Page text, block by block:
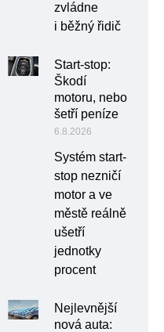
zvládne
i běžný řidič
Start-stop:
Škodí
motoru, nebo
šetří peníze
6.8.2026
Systém start-
stop nezničí
motor a ve
městě reálně
ušetří
jednotky
procent
Nejlevnější
nová auta: